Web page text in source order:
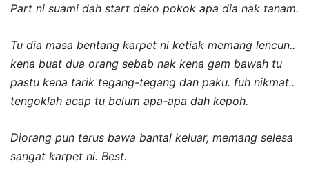
Part ni suami dah start deko pokok apa dia nak tanam.
Tu dia masa bentang karpet ni ketiak memang lencun..
kena buat dua orang sebab nak kena gam bawah tu
pastu kena tarik tegang-tegang dan paku. fuh nikmat..
tengoklah acap tu belum apa-apa dah kepoh.
Diorang pun terus bawa bantal keluar, memang selesa
sangat karpet ni. Best.